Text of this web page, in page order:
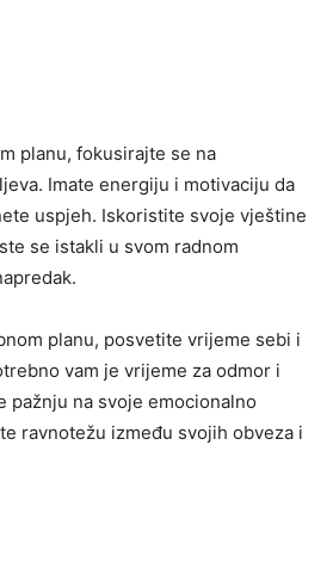
planu, fokusirajte se na
Imate energiju i motivaciju da
uspjeh. Iskoristite svoje vještine
se istakli u svom radnom
planu, posvetite vrijeme sebi i
vam je vrijeme za odmor i
pažnju na svoje emocionalno
ravnotežu između svojih obveza i